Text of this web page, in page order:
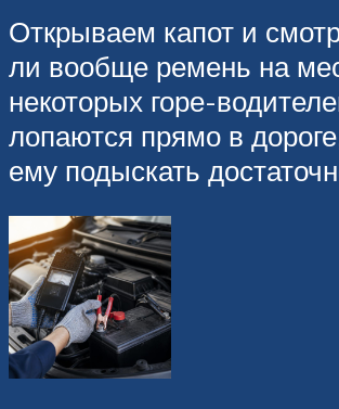
Открываем капот и
ли вообще ремень на
некоторых горе-
лопаются прямо в
ему подыскать